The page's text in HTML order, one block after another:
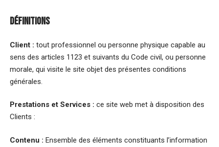
Définitions
Client : tout professionnel ou personne physique capable au
sens des articles 1123 et suivants du Code civil, ou personne
morale, qui visite le site objet des présentes conditions
générales.
Prestations et Services : ce site web met à disposition des
Clients :
Contenu : Ensemble des éléments constituants l’information